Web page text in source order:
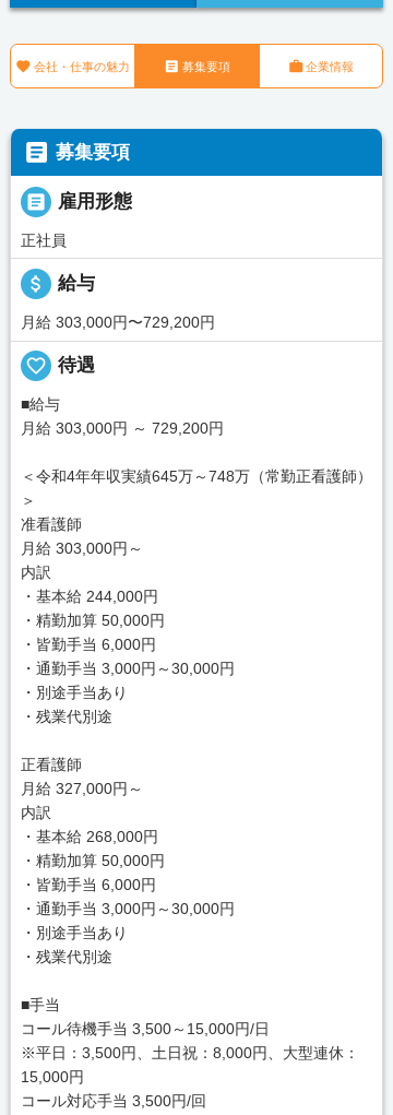
 会社・仕事の魅力  募集要項 企業情報
 募集要項
 雇用形態
正社員
attach_money 給与
月給 303,000円〜729,200円
favorite_border 待遇
■給与
月給 303,000円 ～ 729,200円
＜令和4年年収実績645万～748万（常勤正看護師）
＞
准看護師
月給 303,000円～
内訳
・基本給 244,000円
・精勤加算 50,000円
・皆勤手当 6,000円
・通勤手当 3,000円～30,000円
・別途手当あり
・残業代別途
正看護師
月給 327,000円～
内訳
・基本給 268,000円
・精勤加算 50,000円
・皆勤手当 6,000円
・通勤手当 3,000円～30,000円
・別途手当あり
・残業代別途
■手当
コール待機手当 3,500～15,000円/日
※平日：3,500円、土日祝：8,000円、大型連休：
15,000円
コール対応手当 3,500円/回